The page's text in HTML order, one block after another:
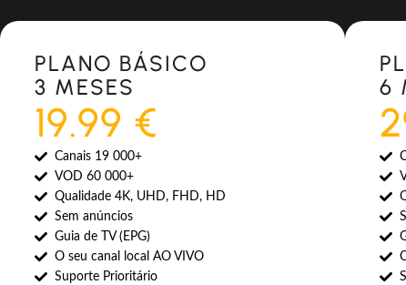
Most Popular
PLANO BÁSICO
3 MESES
19.99 €
Canais 19 000+
VOD 60 000+
Qualidade 4K, UHD, FHD, HD
Sem anúncios
Guia de TV (EPG)
O seu canal local AO VIVO
Suporte Prioritário
Most
6